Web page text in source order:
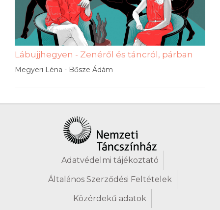
Lábujjhegyen - Zenéről és táncról, párban
Megyeri Léna - Bősze Ádám
Adatvédelmi tájékoztató
Általános Szerződési Feltételek
Közérdekű adatok